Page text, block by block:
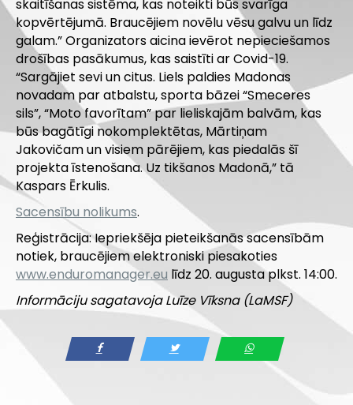
skaitīšanas sistēma, kas noteikti būs svarīga
kopvērtējumā. Braucējiem novēlu vēsu galvu un līdz
galam.” Organizators aicina ievērot nepieciešamos
drošības pasākumus, kas saistīti ar Covid-19.
“Sargājiet sevi un citus. Liels paldies Madonas
novadam par atbalstu, sporta bāzei “Smeceres
sils”, “Moto favorītam” par lieliskajām balvām, kas
būs bagātīgi nokomplektētas, Mārtiņam
Jakovičam un visiem pārējiem, kas piedalās šī
projekta īstenošana. Uz tikšanos Madonā,” tā
Kaspars Ērkulis.
Sacensību nolikums.
Reģistrācija: Iepriekšēja pieteikšanās sacensībām
notiek, braucējiem elektroniski piesakoties
www.enduromanager.eu līdz 20. augusta plkst. 14:00.
Informāciju sagatavoja Luīze Vīksna (LaMSF)